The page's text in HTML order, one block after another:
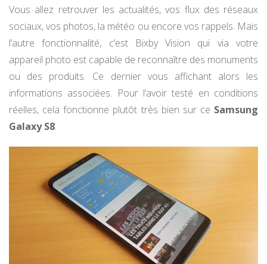
Vous allez retrouver les actualités, vos flux des réseaux
sociaux, vos photos, la météo ou encore vos rappels. Mais
l’autre fonctionnalité, c’est Bixby Vision qui via votre
appareil photo est capable de reconnaître des monuments
ou des produits. Ce dernier vous affichant alors les
informations associées. Pour l’avoir testé en conditions
réelles, cela fonctionne plutôt très bien sur ce Samsung
Galaxy S8.